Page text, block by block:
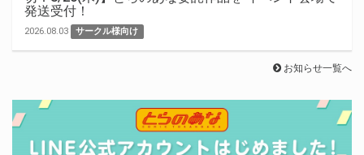
発送受付！
2026.08.03 サークル様向け
お知らせ一覧へ